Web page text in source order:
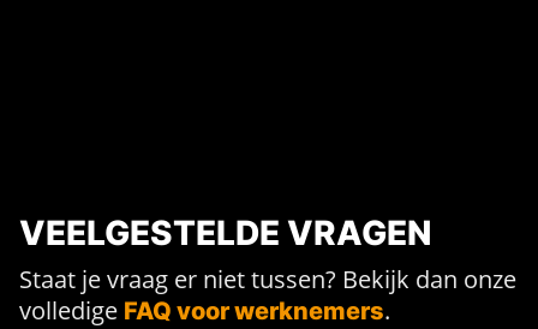
VEELGESTELDE VRAGEN
Staat je vraag er niet tussen? Bekijk dan onze
volledige FAQ voor werknemers.